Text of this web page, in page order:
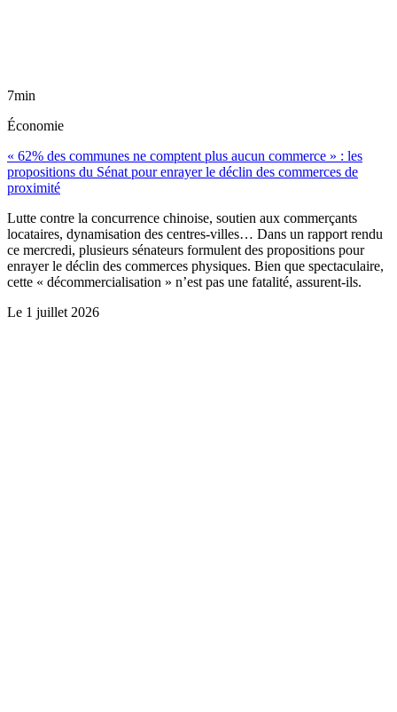
7min
Économie
« 62% des communes ne comptent plus aucun commerce » : les
propositions du Sénat pour enrayer le déclin des commerces de
proximité
Lutte contre la concurrence chinoise, soutien aux commerçants
locataires, dynamisation des centres-villes… Dans un rapport rendu
ce mercredi, plusieurs sénateurs formulent des propositions pour
enrayer le déclin des commerces physiques. Bien que spectaculaire,
cette « décommercialisation » n’est pas une fatalité, assurent-ils.
Le 1 juillet 2026